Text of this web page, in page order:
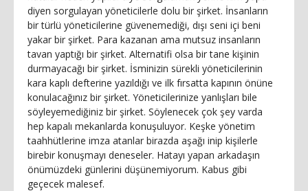
diyen sorgulayan yöneticilerle dolu bir şirket. İnsanların
bir türlü yöneticilerine güvenemediği, dışı seni içi beni
yakar bir şirket. Para kazanan ama mutsuz insanların
tavan yaptığı bir şirket. Alternatifi olsa bir tane kişinin
durmayacağı bir şirket. İsminizin sürekli yöneticilerinin
kara kaplı defterine yazıldığı ve ilk fırsatta kapının önüne
konulacağınız bir şirket. Yöneticilerinize yanlışları bile
söyleyemediğiniz bir şirket. Söylenecek çok şey varda
hep kapalı mekanlarda konuşuluyor. Keşke yönetim
taahhütlerine imza atanlar birazda aşağı inip kişilerle
birebir konuşmayı deneseler. Hatayı yapan arkadaşın
önümüzdeki günlerini düşünemiyorum. Kabus gibi
geçecek malesef.